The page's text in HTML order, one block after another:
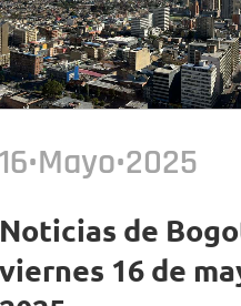
16•Mayo•2025
Noticias de
viernes 16 de